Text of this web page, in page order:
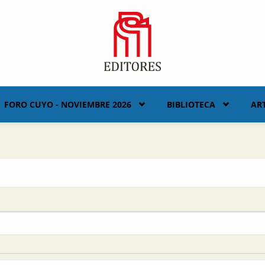
FORO CUYO - NOVIEMBRE 2026 BIBLIOTECA